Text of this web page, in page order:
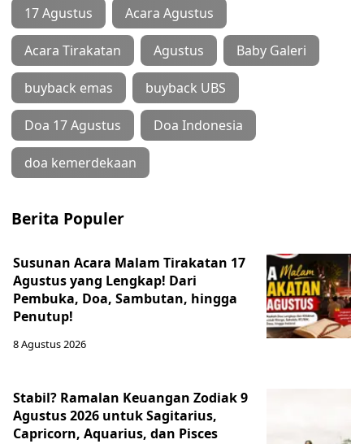
17 Agustus Acara Agustus
Acara Tirakatan Agustus Baby Galeri
buyback emas buyback UBS
Doa 17 Agustus Doa Indonesia
doa kemerdekaan
Berita Populer
Susunan Acara Malam Tirakatan 17
Agustus yang Lengkap! Dari
Pembuka, Doa, Sambutan, hingga
Penutup!
8 Agustus 2026
Stabil? Ramalan Keuangan Zodiak 9
Agustus 2026 untuk Sagitarius,
Capricorn, Aquarius, dan Pisces